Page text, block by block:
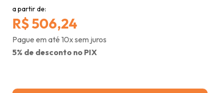
a partir de:
R$ 506,24
Pague em até 10x sem juros
5% de desconto no PIX